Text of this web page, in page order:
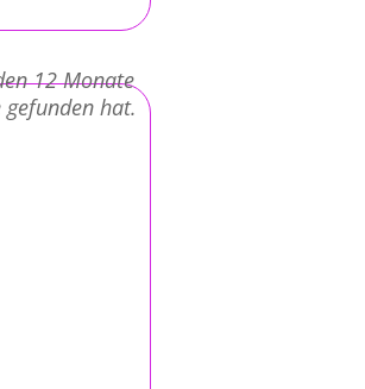
12 Monate
hat.